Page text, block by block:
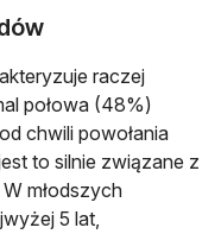
raczej
połowa (48%)
chwili powołania
to silnie związane z
młodszych
5 lat,